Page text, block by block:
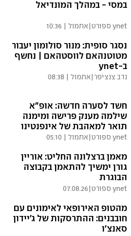
במסי - במהלך המונדיאל
ynet ספורט | אתמול | 10:36
נסגר סופית: מנור סולומון יעבור
מטוטנהאם לווסטהאם | נחשף
ב-ynet
נדב צנציפר| אתמול | 08:38
חשד לסערה חדשה: אופ"א
שילמה מענק פרישה ומימנה
תואר למאהבת של אינפנטינו
ynet ספורט | אתמול | 05:10
מאמן ברצלונה החליט: אוריין
גורן ימשיך להתאמן בקבוצה
הבוגרת
ynet ספורט |
07.08.26
מהטופ האירופאי לאימונים עם
חובבנים: ההתרסקות של ג'יידון
סאנצ'ו